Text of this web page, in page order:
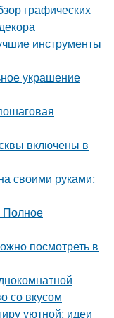
графических
инструменты
украшение
включены в
своими руками:
Полное
посмотреть в
со вкусом
уютной: идеи